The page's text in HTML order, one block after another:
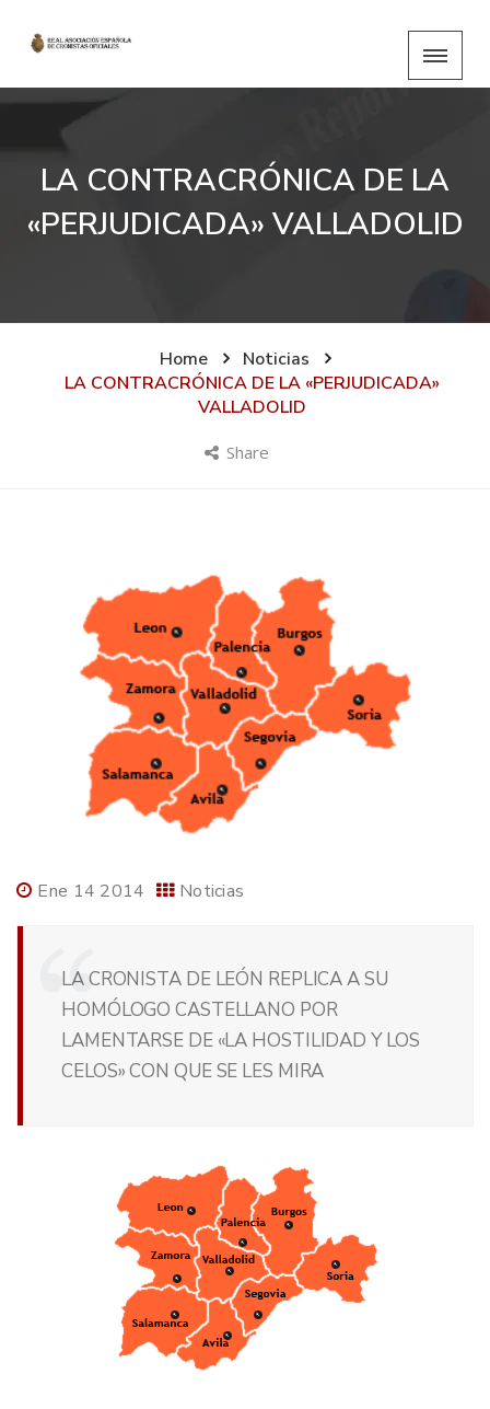
LA CONTRACRÓNICA DE LA
«PERJUDICADA» VALLADOLID
Home
Noticias
LA CONTRACRÓNICA DE LA «PERJUDICADA»
VALLADOLID
Share
Ene 14 2014 Noticias
LA CRONISTA DE LEÓN REPLICA A SU
HOMÓLOGO CASTELLANO POR
LAMENTARSE DE «LA HOSTILIDAD Y LOS
CELOS» CON QUE SE LES MIRA